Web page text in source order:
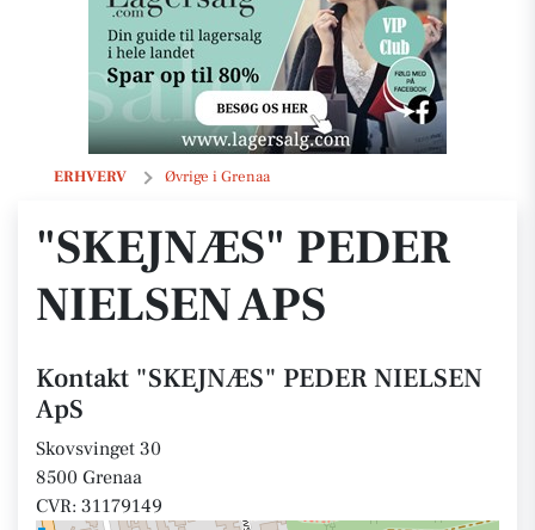
ERHVERV Øvrige i Grenaa
"SKEJNÆS" PEDER NIELSEN ApS
"SKEJNÆS" PEDER
NIELSEN APS
Kontakt "SKEJNÆS" PEDER NIELSEN
ApS
Skovsvinget 30
8500 Grenaa
CVR: 31179149